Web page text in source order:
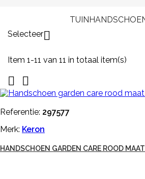
Selecteer
Item 1-11 van 11 in totaal item(s)


Referentie: 297577
Merk: Keron
HANDSCHOEN GARDEN CARE ROOD